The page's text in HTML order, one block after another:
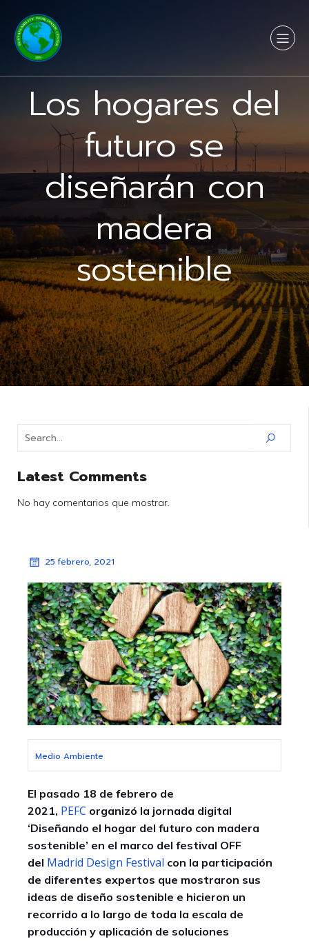
Los hogares del
futuro se
diseñarán con
madera
sostenible
Latest Comments
No hay comentarios que mostrar.
25 febrero, 2021
Medio Ambiente
El pasado 18 de febrero de
2021, PEFC organizó la jornada digital
‘Diseñando el hogar del futuro con madera
sostenible’ en el marco del festival OFF
del Madrid Design Festival con la participación
de diferentes expertos que mostraron sus
ideas de diseño sostenible e hicieron un
recorrido a lo largo de toda la escala de
producción y aplicación de soluciones